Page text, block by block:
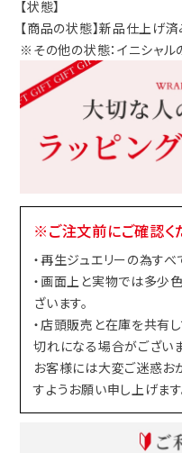
【状態】
【商品の状態】新品仕上げ済
※その他の状態：イニシャル
※ご注文前にご確認く
・再生ジュエリーの為す
・画面上と実物では多少
ざいます。
・店頭販売と在庫を共有
切れになる場合がございま
お客様には大変ご迷惑お
すようお願い申し上げます